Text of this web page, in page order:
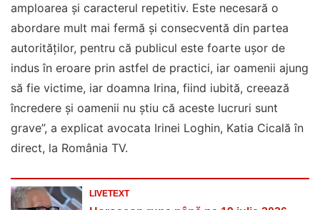
amploarea și caracterul repetitiv. Este necesară o
abordare mult mai fermă și consecventă din partea
autorităților, pentru că publicul este foarte ușor de
indus în eroare prin astfel de practici, iar oamenii ajung
să fie victime, iar doamna Irina, fiind iubită, creează
încredere și oamenii nu știu că aceste lucruri sunt
grave”, a explicat avocata Irinei Loghin, Katia Cicală în
direct, la România TV.
LIVETEXT